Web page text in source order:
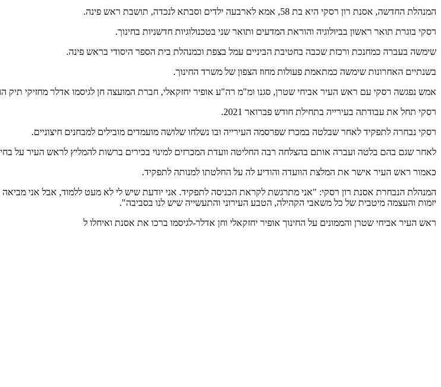
המנהלת החדשה, אסנת רון רסקי היא בת 58, אמא לארבעה ילדים וסבתא לנכדה, תושבת ראש פינה.
רסקי בוגרת תואר ראשון בביולוגיה והוראת המדעים ותואר שני בטכנולוגיות חדשניות בחינוך.
שימשה בעברה כמחנכת ורכזת שכבה בחטיבת הביניים עמל בצפת וכמנהלת בית הספר היסודי בראש פינה.
בשנתיים האחרונות שימשה כמתאמת פעולות מחוז הצפון של משרד החינוך.
אמש נפגשה רסקי עם ראש העיר אביחי שטרן, סגנו ומ"מ רה"ע אופיר יחזקאלי, חברת המועצה חן לגיסמו אדלר מחזיקי תיק
רסקי תחל את עבודתה בעירייה בתחילת חודש פברואר 2021.
רסקי נבחרה לתפקיד לאחר שבלטה במכרז שפרסמה העירייה ובו נשלחו שלושה מועמדים מובילים למבחנים חיצוניים.
לאחר שגם בהם בלטה ועברה אותם בהצלחה רבה החליטה וועדת המכרזים למינוי בכירים ברשות להמליץ לראש העיר על
כאמור ראש העיר אישר את המלצת הוועדה והודיע לה על החלטתו למנותה לתפקיד.
המנהלת הנבחרת אסנת רון רסקי: "אני מתרגשת לקראת הכניסה לתפקיד. אני יודעת שיש לי לא מעט ללמוד, אבל אני מביאה
יזמות והעצמה מיטבית של כל משאבי הקהילה, הטבע העירוני והתעשייה שיש לנו בסביבה".
ראש העיר אביחי שטרן והממונים על החינוך אופיר יחזקאלי וחן אדלר-לגיסמו ברכו את אסנת ואיחלו ל